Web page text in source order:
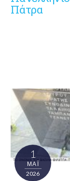
Πάτρα
1
ΜΑΪ́
2026